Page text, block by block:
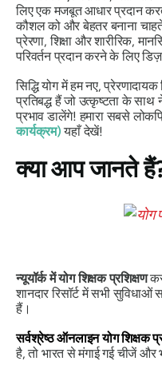
लिए एक मजबूत आधार प्रदान
कौशल को और बेहतर बनाना
प्रेरणा, शिक्षा और शारीरिक,
परिवर्तन प्रदान करने के लिए
सिद्धि योग में हम नए,
प्रतिबद्ध हैं जो उत्कृष्टता के
प्रभाव डालेंगे! हमारा सबसे
कार्यक्रम)यहाँ देखें!
क्या आप जानते
न्यूयॉर्क में योग शिक्षक प्रशिक्षण
शानदार रिसॉर्ट में सभी
हैं।
सर्वश्रेष्ठ ऑनलाइन योग शिक्षक
है, तो भारत से मंगाई गई चीजें और